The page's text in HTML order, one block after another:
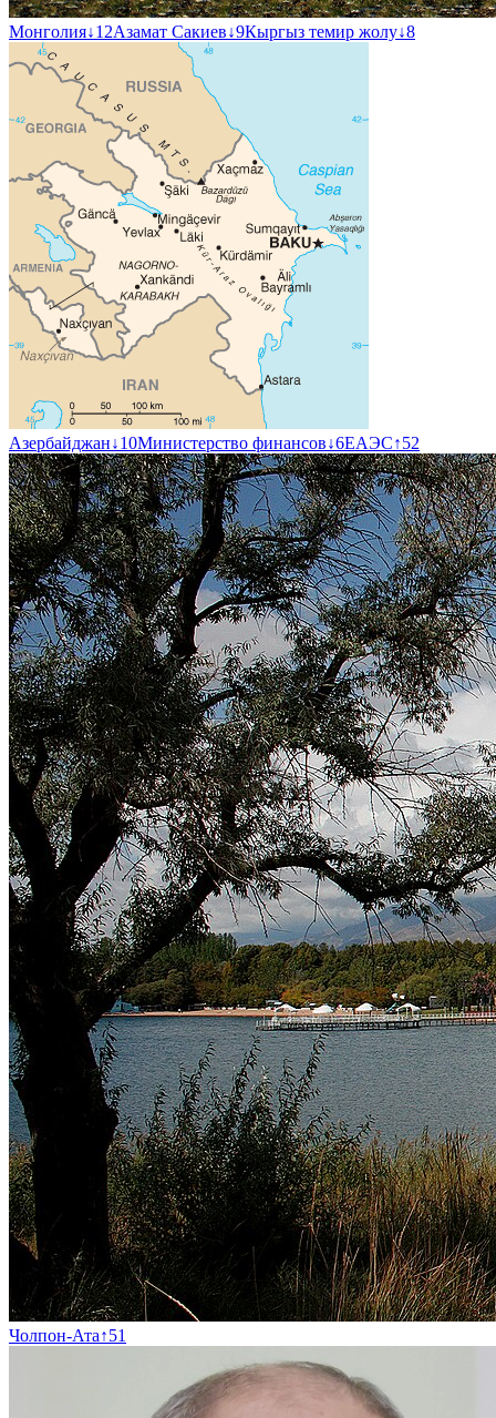
Монголия↓12Азамат Сакиев↓9Кыргыз темир жолу↓8
Азербайджан↓10Министерство финансов↓6ЕАЭС↑52
Чолпон-Ата↑51